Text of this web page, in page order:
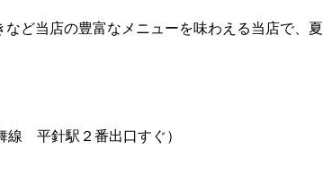
ど当店の豊富なメニューを味わえる当店で、夏
線 平針駅２番出口すぐ）